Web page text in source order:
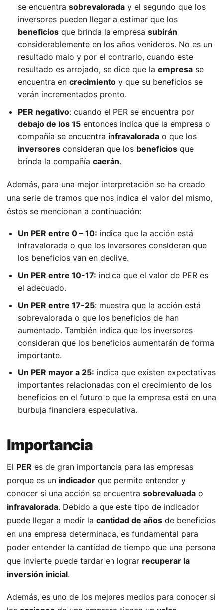
se encuentra sobrevalorada y el segundo que los
inversores pueden llegar a estimar que los
beneficios que brinda la empresa subirán
considerablemente en los años venideros. No es un
resultado malo y por el contrario, cuando este
resultado es arrojado, se dice que la empresa se
encuentra en crecimiento y que su beneficios se
verán incrementados pronto.
PER negativo: cuando el PER se encuentra por
debajo de los 15 entonces indica que la empresa o
compañía se encuentra infravalorada o que los
inversores consideran que los beneficios que
brinda la compañía caerán.
Además, para una mejor interpretación se ha creado
una serie de tramos que nos indica el valor del mismo,
éstos se mencionan a continuación:
Un PER entre 0 – 10: indica que la acción está
infravalorada o que los inversores consideran que
los beneficios van en declive.
Un PER entre 10-17: indica que el valor de PER es
el adecuado.
Un PER entre 17-25: muestra que la acción está
sobrevalorada o que los beneficios de han
aumentado. También indica que los inversores
consideran que los beneficios aumentarán de forma
importante.
Un PER mayor a 25: indica que existen expectativas
importantes relacionadas con el crecimiento de los
beneficios en el futuro o que la empresa está en una
burbuja financiera especulativa.
Importancia
El PER es de gran importancia para las empresas
porque es un indicador que permite entender y
conocer si una acción se encuentra sobrevaluada o
infravalorada. Debido a que este tipo de indicador
puede llegar a medir la cantidad de años de beneficios
en una empresa determinada, es fundamental para
poder entender la cantidad de tiempo que una persona
que invierte puede tardar en lograr recuperar la
inversión inicial.
Además, es uno de los mejores medios para conocer si